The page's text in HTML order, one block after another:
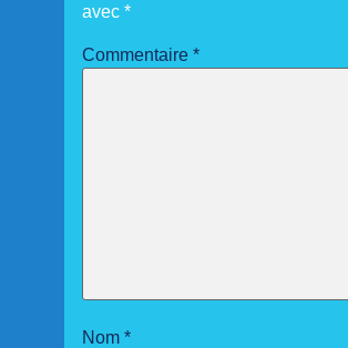
avec *
Commentaire *
Nom *